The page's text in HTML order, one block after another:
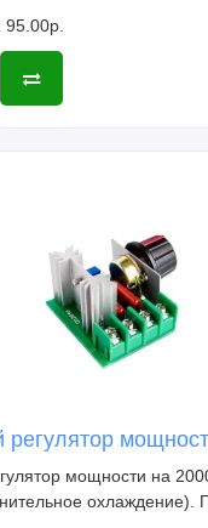
мощности на
охлаждение).